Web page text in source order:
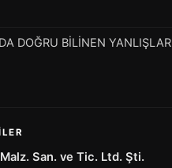
DOĞRU BİLİNEN YANLIŞLAR
San. ve Tic. Ltd. Şti.